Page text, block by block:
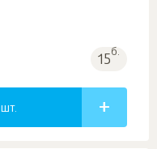
15б.
шт.